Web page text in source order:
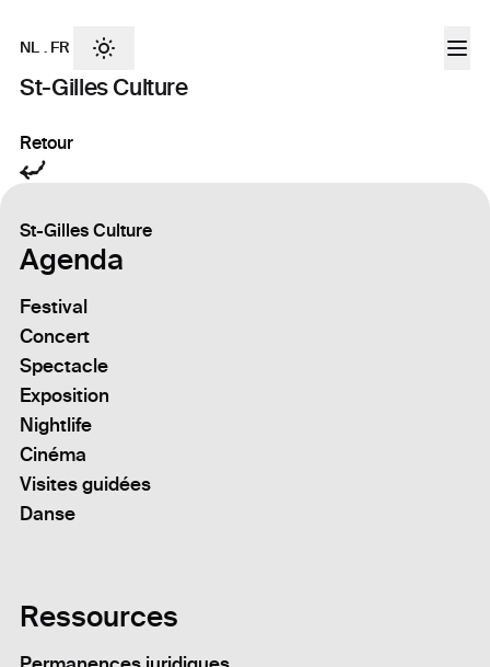
St-Gilles Culture
NL . FR
Retour
St-Gilles Culture
Agenda
Festival
Concert
Spectacle
Exposition
Nightlife
Cinéma
Visites guidées
Danse
Ressources